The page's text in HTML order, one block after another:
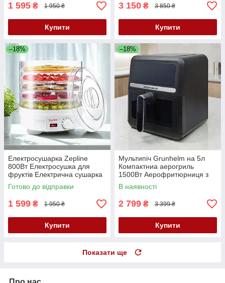
1 595 ₴ 1 950 ₴
Купити
3 150 ₴ 3 850 ₴
Купити
–18%
Електросушарка Zepline
800Вт Електросушка для
фруктів Електрична сушарка
на 5 піддонів К2
Готово до відправки
1 599 ₴ 1 950 ₴
Купити
–18%
Мультипіч Grunhelm на 5л
Компактниа аерогриль
1500Вт Аерофритюрниця з
антипригарним покриттям
Безолійна фритюрниця К2
В наявності
2 799 ₴ 3 399 ₴
Купити
Показати ще